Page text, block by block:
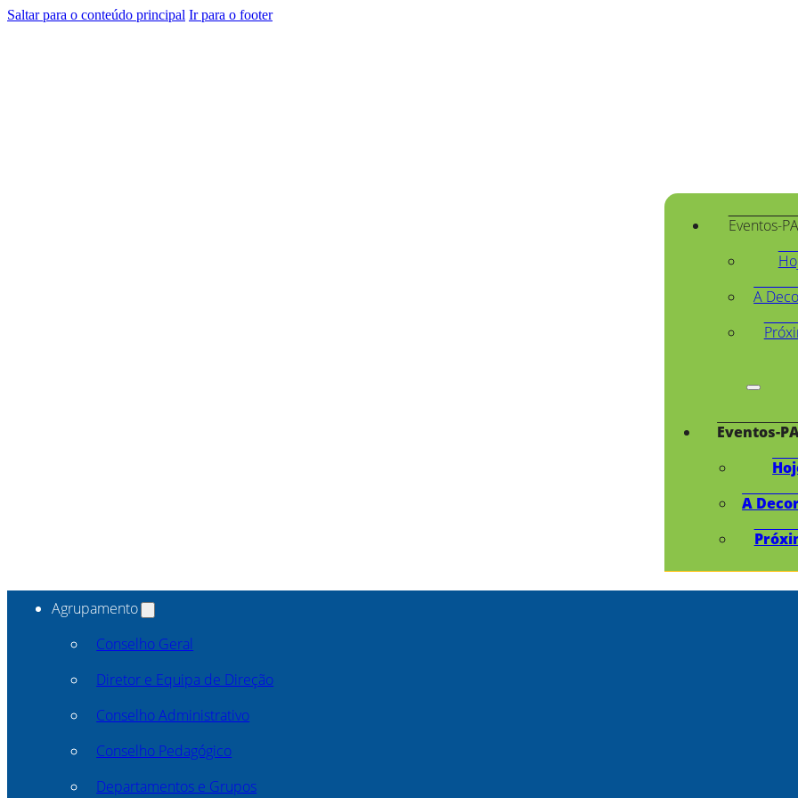
Saltar para o conteúdo principal Ir para o footer
Eventos-
A
Eventos-
A
Agrupamento
Conselho Geral
Diretor e Equipa de Direção
Conselho Administrativo
Conselho Pedagógico
Departamentos e Grupos